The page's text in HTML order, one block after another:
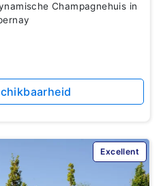
Champagnehuis in
Excellent